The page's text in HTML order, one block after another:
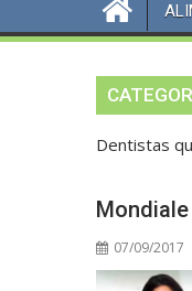
Dentistas
07/09/2017